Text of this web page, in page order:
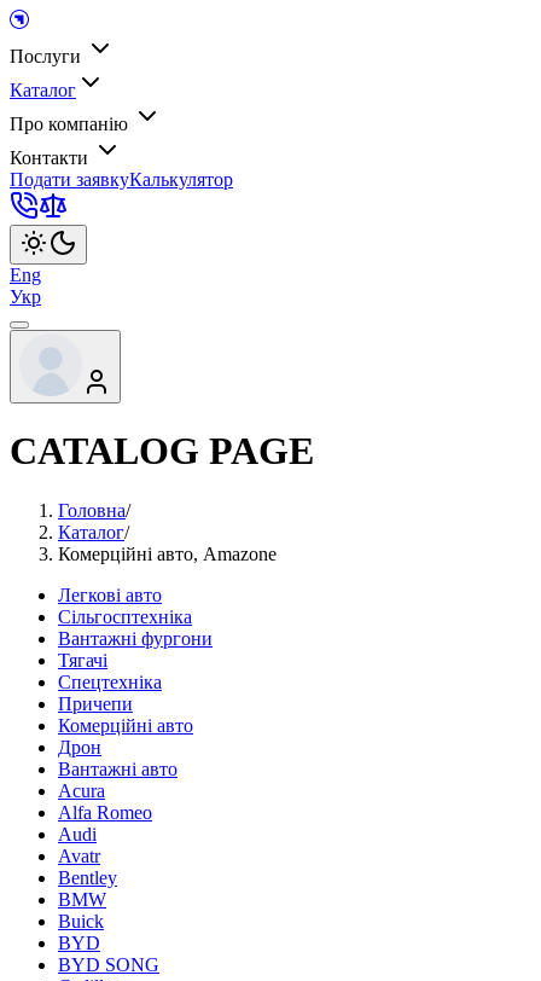
Послуги
Каталог
Про компанію
Контакти
Подати заявкуКалькулятор
Eng
Укр
CATALOG PAGE
Головна/
Каталог/
Комерційні авто, Amazone
Легкові авто
Сільгосптехніка
Вантажні фургони
Тягачі
Спецтехніка
Причепи
Комерційні авто
Дрон
Вантажні авто
Acura
Alfa Romeo
Audi
Avatr
Bentley
BMW
Buick
BYD
BYD SONG